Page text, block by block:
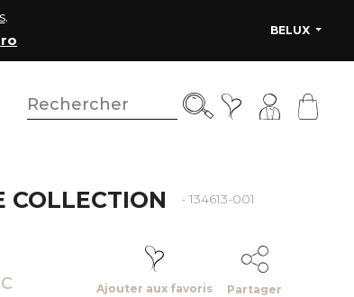
.
BELUX
COLLECTION - 134613-001
Ajouter aux favoris Partager